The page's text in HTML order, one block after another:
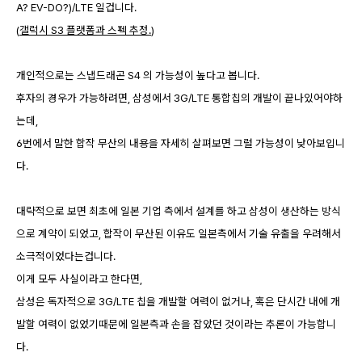
A? EV-DO?)/LTE 일겁니다.
(갤럭시 S3 플랫폼과 스펙 추정.)
개인적으로는 스냅드래곤 S4 의 가능성이 높다고 봅니다.
후자의 경우가 가능하려면, 삼성에서 3G/LTE 통합칩의 개발이 끝나있어야하
는데,
6번에서 말한 합작 무산의 내용을 자세히 살펴보면 그럴 가능성이 낮아보입니
다.
대략적으로 보면 최초에 일본 기업 측에서 설계를 하고 삼성이 생산하는 방식
으로 계약이 되었고, 합작이 무산된 이유도 일본측에서 기술 유출을 우려해서
소극적이었다는겁니다.
이게 모두 사실이라고 한다면,
삼성은 독자적으로 3G/LTE 칩을 개발할 여력이 없거나, 혹은 단시간 내에 개
발할 여력이 없었기때문에 일본측과 손을 잡았던 것이라는 추론이 가능합니
다.